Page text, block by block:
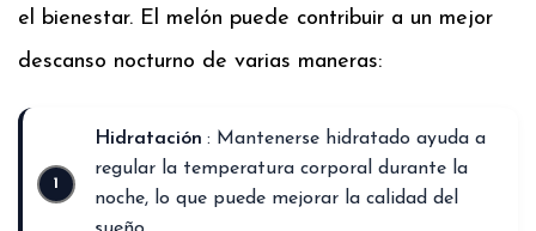
el bienestar. El melón puede contribuir a un mejor
descanso nocturno de varias maneras:
Hidratación : Mantenerse hidratado ayuda a
regular la temperatura corporal durante la
noche, lo que puede mejorar la calidad del